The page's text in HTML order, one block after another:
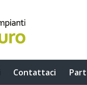
Contattaci